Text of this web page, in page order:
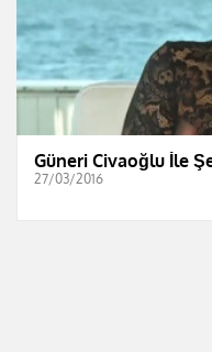
Güneri Civaoğlu İle
27/03/2016